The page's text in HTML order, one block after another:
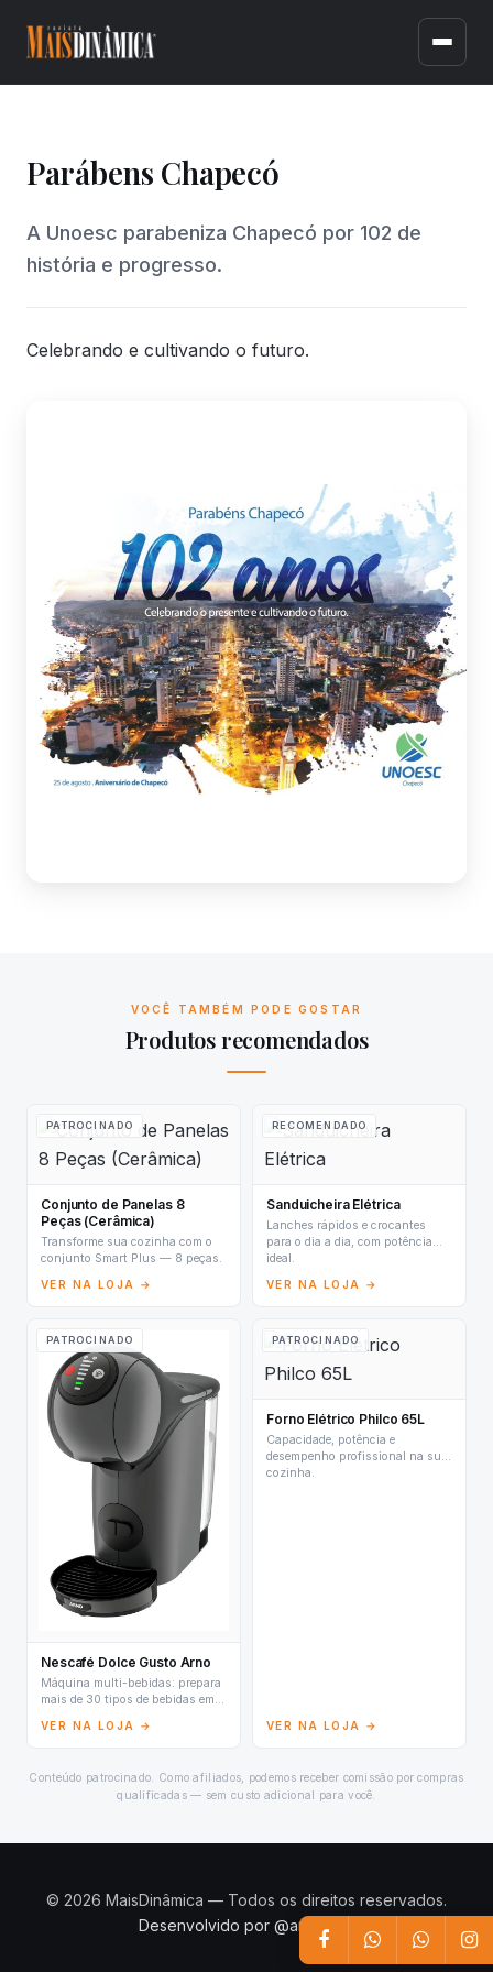
Parábens Chapecó
A Unoesc parabeniza Chapecó por 102 de
história e progresso.
Celebrando e cultivando o futuro.
VOCÊ TAMBÉM PODE GOSTAR
Produtos recomendados
PATROCINADO
Conjunto de Panelas 8
Peças (Cerâmica)
Transforme sua cozinha com o
conjunto Smart Plus — 8 peças.
VER NA LOJA →
RECOMENDADO
Sanduicheira Elétrica
Lanches rápidos e crocantes
para o dia a dia, com potência
ideal.
VER NA LOJA →
PATROCINADO
Nescafé Dolce Gusto Arno
Máquina multi-bebidas: prepara
mais de 30 tipos de bebidas em
VER NA LOJA →
PATROCINADO
Forno Elétrico Philco 65L
Capacidade, potência e
desempenho profissional na sua
cozinha.
VER NA LOJA →
Conteúdo patrocinado. Como afiliados, podemos receber comissão por compras
qualificadas — sem custo adicional para você.
© 2026 MaisDinâmica — Todos os direitos reservados.
Desenvolvido por @andrey.lz